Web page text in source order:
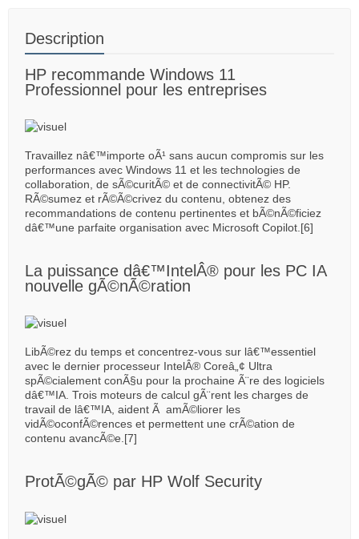
Description
HP recommande Windows 11
Professionnel pour les entreprises
Travaillez nâ€™importe oÃ¹ sans aucun compromis sur les
performances avec Windows 11 et les technologies de
collaboration, de sÃ©curitÃ© et de connectivitÃ© HP.
RÃ©sumez et rÃ©Ã©crivez du contenu, obtenez des
recommandations de contenu pertinentes et bÃ©nÃ©ficiez
dâ€™une parfaite organisation avec Microsoft Copilot.[6]
La puissance dâ€™IntelÂ® pour les PC IA
nouvelle gÃ©nÃ©ration
LibÃ©rez du temps et concentrez-vous sur lâ€™essentiel
avec le dernier processeur IntelÂ® Coreâ„¢ Ultra
spÃ©cialement conÃ§u pour la prochaine Ã¨re des logiciels
dâ€™IA. Trois moteurs de calcul gÃ¨rent les charges de
travail de lâ€™IA, aident Ã amÃ©liorer les
vidÃ©oconfÃ©rences et permettent une crÃ©ation de
contenu avancÃ©e.[7]
ProtÃ©gÃ© par HP Wolf Security